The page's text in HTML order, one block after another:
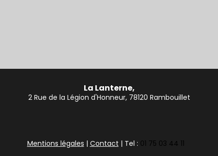
La Lanterne,
2 Rue de la Légion d'Honneur, 78120 Rambouillet
Mentions légales | Contact | Tel : 01 75 03 44 11